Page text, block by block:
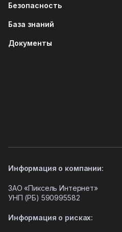
Безопасность
База знаний
Документы
Информация о компании:
ЗАО «Пиксель Интернет»
УНП (РБ) 590995582
Информация о рисках: